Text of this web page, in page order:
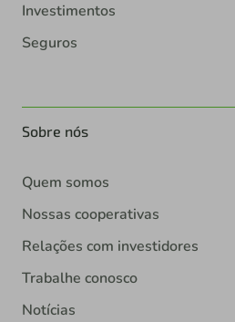
Investimentos
Seguros
Sobre nós
Quem somos
Nossas cooperativas
Relações com investidores
Trabalhe conosco
Notícias